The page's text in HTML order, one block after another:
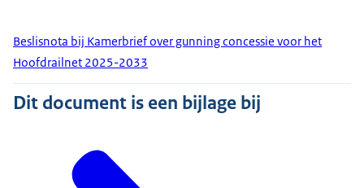
Beslisnota bij Kamerbrief over gunning concessie voor het
Hoofdrailnet 2025-2033
Dit document is een bijlage bij